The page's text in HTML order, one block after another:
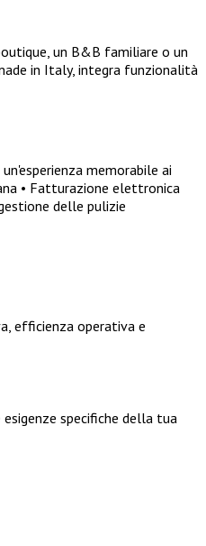
un B&B familiare o un
in Italy, integra funzionalità
memorabile ai
• Fatturazione elettronica
delle pulizie
efficienza operativa e
specifiche della tua